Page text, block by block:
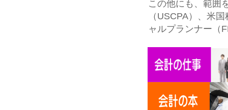
この他にも、範囲
（USCPA）、米
ャルプランナー（